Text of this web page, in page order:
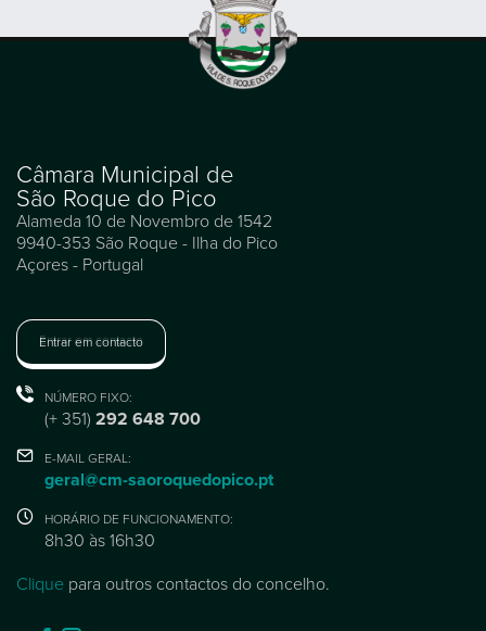
Câmara Municipal de
São Roque do Pico
Alameda 10 de Novembro de 1542
9940-353 São Roque - Ilha do Pico
Açores - Portugal
Entrar em contacto
NÚMERO FIXO:
(+ 351) 292 648 700
E-MAIL GERAL:
geral@cm-saoroquedopico.pt
HORÁRIO DE FUNCIONAMENTO:
8h30 às 16h30
Clique para outros contactos do concelho.